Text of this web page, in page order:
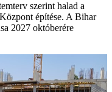
szerint halad a
építése. A Bihar
2027 októberére